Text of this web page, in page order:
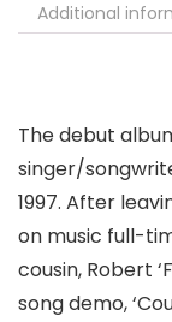
Additional
The debut
singer/
1997. After
on music full-
cousin, Robert
song demo,